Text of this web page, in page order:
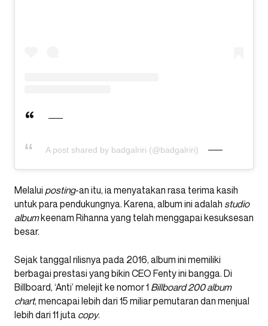
A post shared by badgalriri (@badgalriri)
Melalui posting-an itu, ia menyatakan rasa terima kasih
untuk para pendukungnya. Karena, album ini adalah studio
albumkeenam Rihanna yang telah menggapai kesuksesan
besar.
Sejak tanggal rilisnya pada 2016, album ini memiliki
berbagai prestasi yang bikin CEO Fenty ini bangga. Di
Billboard, ‘Anti’ melejit ke nomor 1 Billboard 200 album
chart, mencapai lebih dari 15 miliar pemutaran dan menjual
lebih dari 11 juta copy.